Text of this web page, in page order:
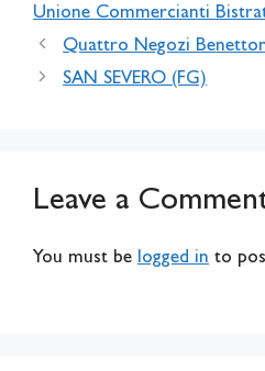
Unione Commercianti
Quattro Negozi
SAN SEVERO (FG)
Leave a
You must be logged in to